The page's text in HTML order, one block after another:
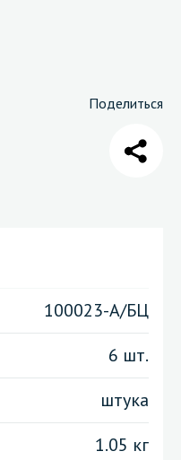
Поделиться
100023-А/БЦ
6 шт.
штука
1.05 кг